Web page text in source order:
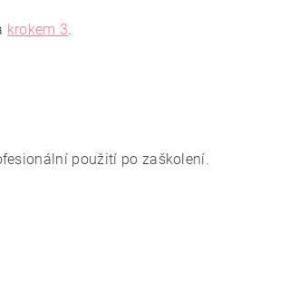
krokem 3.
použití po zaškolení.